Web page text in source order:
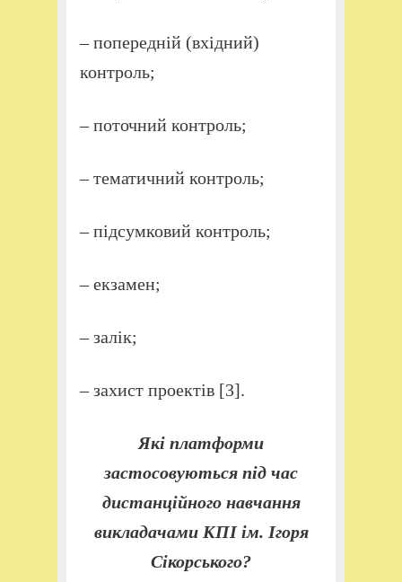
– попередній (вхідний)
контроль;
– поточний контроль;
– тематичний контроль;
– підсумковий контроль;
– екзамен;
– залік;
– захист проектів [3].
Які платформи
застосовуються під час
дистанційного навчання
викладачами КПІ ім. Ігоря
Сікорського?